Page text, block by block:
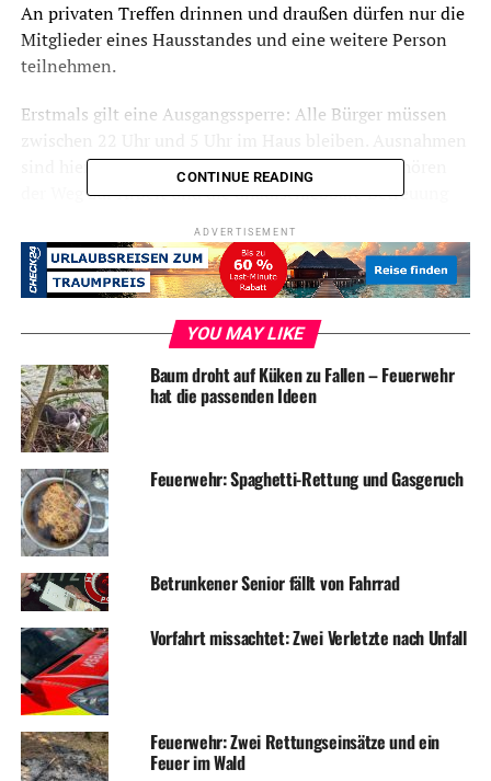
An privaten Treffen drinnen und draußen dürfen nur die
Mitglieder eines Hausstandes und eine weitere Person
teilnehmen.
Erstmals gilt eine Ausgangssperre: Alle Bürger müssen
sind hier nur in engen Grenzen möglich, dazu gehören
der Weg zur Arbeit und die unaufschiebbare Betreuung
Aufsuchen medizinischer Hilfsangebote und das
Ausführen von Hunden. Bis 24 Uhr wird es zudem erlaubt
sein, alleine zu joggen oder spazieren zu gehen.
Fortsetzen können die Einzelhandelsgeschäfte im Kreis,
die keine Waren des täglichen Bedarfs anbieten, zunächst
noch das Modell „Click & Meet“, sie dürfen also von
Bürgern mit negativem Schnelltest und gebuchtem
Termin besucht werden.
Körpernahe Dienstleistungen, die medizinischen,
therapeutischen, pflegerischen oder seelsorgerischen
Zwecken dienen, können weiterhin in Anspruch
genommen werden, Friseurbetriebe und die Fußpflege
sind geöffnet. Entsprechende Auflagen sind zu beachten.
Ebenfalls bleibt es Gastronomiebetrieben und Kantinen
möglich, Speisen und Getränke zum Mitnehmen
anzubieten oder auszuliefern.
ADVERTISEMENT
CONTINUE READING
ADVERTISEMENT
YOU MAY LIKE
Baum droht auf Küken zu Fallen – Feuerwehr
hat die passenden Ideen
Feuerwehr: Spaghetti-Rettung und Gasgeruch
Betrunkener Senior fällt von Fahrrad
Vorfahrt missachtet: Zwei Verletzte nach Unfall
Feuerwehr: Zwei Rettungseinsätze und ein
Feuer im Wald